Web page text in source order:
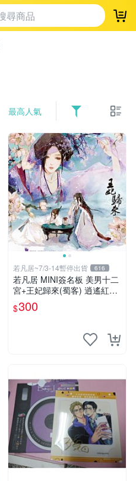
登
最高人氣
若凡居~7/3-14暫停出貨 616
若凡居 MINI簽名板 美男十二
宮+王妃歸來(蜀客) 逍遙紅塵
&貓君笑豬&何何舞 親筆簽名
簽名板
$300